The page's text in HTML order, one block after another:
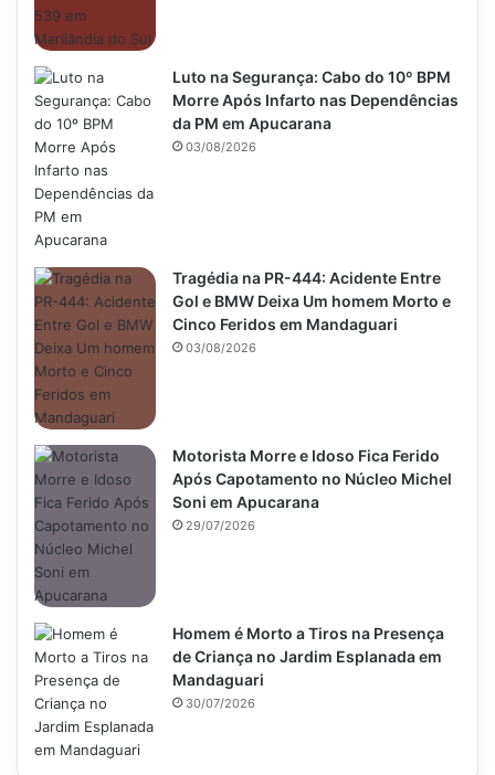
Luto na Segurança: Cabo do 10º BPM
Morre Após Infarto nas Dependências
da PM em Apucarana
03/08/2026
Tragédia na PR-444: Acidente Entre
Gol e BMW Deixa Um homem Morto e
Cinco Feridos em Mandaguari
03/08/2026
Motorista Morre e Idoso Fica Ferido
Após Capotamento no Núcleo Michel
Soni em Apucarana
29/07/2026
Homem é Morto a Tiros na Presença
de Criança no Jardim Esplanada em
Mandaguari
30/07/2026